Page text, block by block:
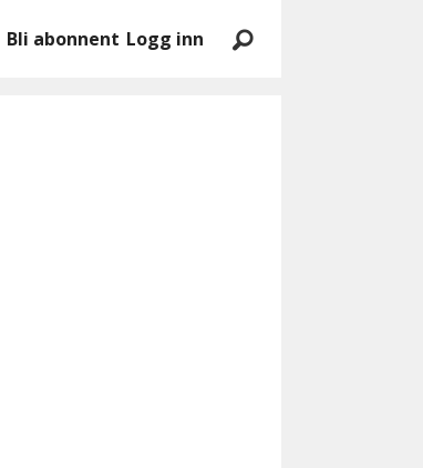
Bli abonnent Logg inn